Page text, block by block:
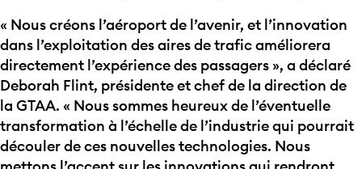
« Nous créons l’aéroport de l’avenir, et l’innovation
dans l’exploitation des aires de trafic améliorera
directement l’expérience des passagers », a déclaré
Deborah Flint, présidente et chef de la direction de
la GTAA. « Nous sommes heureux de l’éventuelle
transformation à l’échelle de l’industrie qui pourrait
découler de ces nouvelles technologies. Nous